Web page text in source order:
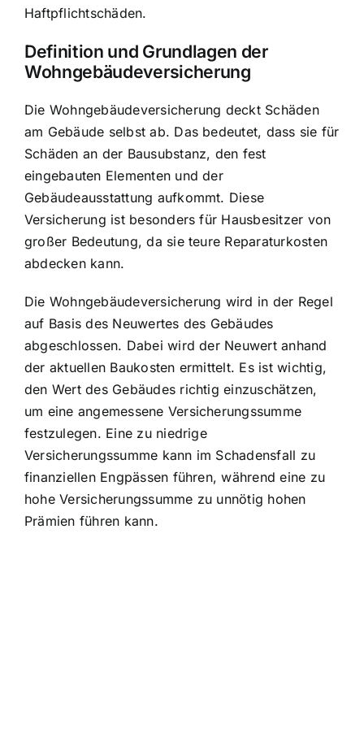
Haftpflichtschäden.
Definition und Grundlagen der
Wohngebäudeversicherung
Die Wohngebäudeversicherung deckt Schäden
am Gebäude selbst ab. Das bedeutet, dass sie für
Schäden an der Bausubstanz, den fest
eingebauten Elementen und der
Gebäudeausstattung aufkommt. Diese
Versicherung ist besonders für Hausbesitzer von
großer Bedeutung, da sie teure Reparaturkosten
abdecken kann.
Die Wohngebäudeversicherung wird in der Regel
auf Basis des Neuwertes des Gebäudes
abgeschlossen. Dabei wird der Neuwert anhand
der aktuellen Baukosten ermittelt. Es ist wichtig,
den Wert des Gebäudes richtig einzuschätzen,
um eine angemessene Versicherungssumme
festzulegen. Eine zu niedrige
Versicherungssumme kann im Schadensfall zu
finanziellen Engpässen führen, während eine zu
hohe Versicherungssumme zu unnötig hohen
Prämien führen kann.